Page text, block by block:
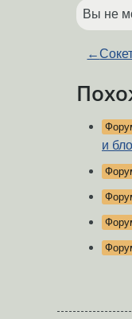
Вы не
←
и